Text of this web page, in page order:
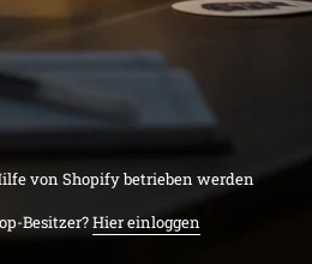
von Shopify betrieben werden
Besitzer?Hier einloggen